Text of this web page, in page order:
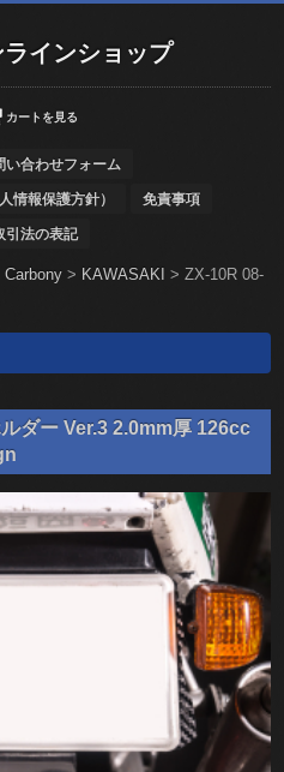
インショップ
カートを見る
い合わせフォーム
情報保護方針） 免責事項
引法の表記
Carbony > KAWASAKI >ZX-10R 08-
ダー Ver.3 2.0mm厚 126cc